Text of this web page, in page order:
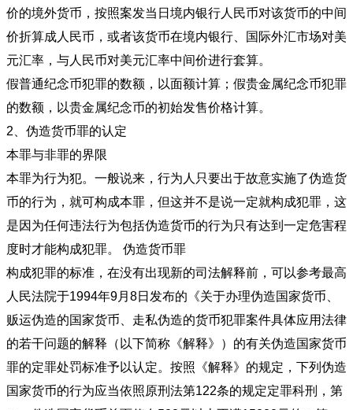
价的境外货币，按照案发当日境内银行人民币对该货币的中间
价折算成人民币，或者该货币在境内银行、国际外汇市场对美
元汇率，与人民币对美元汇率中间价进行套算。
假普通纪念币犯罪的数额，以面额计算；假贵金属纪念币犯罪
的数额，以贵金属纪念币的初始发售价格计算。
2、伪造货币罪的认定
本罪与非罪的界限
本罪为行为犯。一般说来，行为人只要出于故意实施了伪造货
币的行为，就可构成本罪，但这并不是说一定就构成犯罪，这
是因为任何违法行为包括伪造货币的行为只有达到一定危害程
度时才能构成犯罪。 伪造货币罪
构成犯罪的标准，在没有出现新的司法解释前，可以参考最高
人民法院于1994年9月8日发布的《关于办理伪造国家货币、
贩运伪造的国家货币、走私伪造的货币犯罪案件具体应用法律
的若干问题的解释（以下简称《解释》）的有关伪造国家货币
罪的定罪处罚标准予以认定。按照《解释》的规定，下列伪造
国家货币的行为应当依照原刑法第122条的规定定罪科刑，第